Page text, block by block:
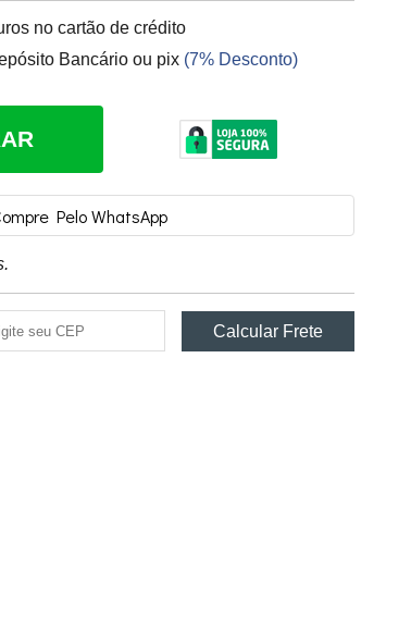
no cartão de crédito
Bancário ou pix (7% Desconto)
Pelo WhatsApp